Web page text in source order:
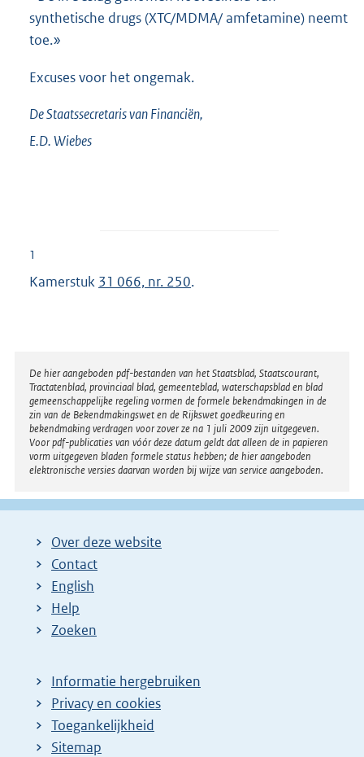
synthetische drugs (XTC/MDMA/ amfetamine) neemt
toe.»
Excuses voor het ongemak.
De Staatssecretaris van Financiën,
E.D.Wiebes
1
Kamerstuk 31 066, nr. 250.
Disclaimer
De hier aangeboden pdf-bestanden van het Staatsblad, Staatscourant,
Tractatenblad, provinciaal blad, gemeenteblad, waterschapsblad en blad
gemeenschappelijke regeling vormen de formele bekendmakingen in de
zin van de Bekendmakingswet en de Rijkswet goedkeuring en
bekendmaking verdragen voor zover ze na 1 juli 2009 zijn uitgegeven.
Voor pdf-publicaties van vóór deze datum geldt dat alleen de in papieren
vorm uitgegeven bladen formele status hebben; de hier aangeboden
elektronische versies daarvan worden bij wijze van service aangeboden.
Over deze website
Contact
English
Help
Zoeken
Informatie hergebruiken
Privacy en cookies
Toegankelijkheid
Sitemap